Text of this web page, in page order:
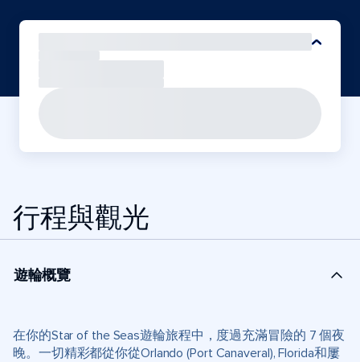
行程與觀光
遊輪概覽
在你的Star of the Seas遊輪旅程中，度過充滿冒險的 7 個夜
晚。一切精彩都從你從Orlando (Port Canaveral), Florida和屢